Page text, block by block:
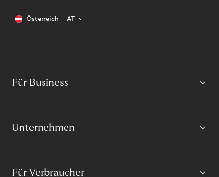
Österreich AT
Für Business
Unternehmen
Für Verbraucher